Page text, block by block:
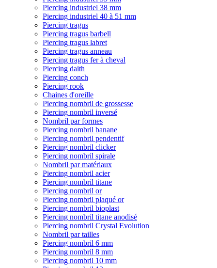
Piercing industriel 38 mm
Piercing industriel 40 à 51 mm
Piercing tragus
Piercing tragus barbell
Piercing tragus labret
Piercing tragus anneau
Piercing tragus fer à cheval
Piercing daith
Piercing conch
Piercing rook
Chaines d'oreille
Piercing nombril de grossesse
Piercing nombril inversé
Nombril par formes
Piercing nombril banane
Piercing nombril pendentif
Piercing nombril clicker
Piercing nombril spirale
Nombril par matériaux
Piercing nombril acier
Piercing nombril titane
Piercing nombril or
Piercing nombril plaqué or
Piercing nombril bioplast
Piercing nombril titane anodisé
Piercing nombril Crystal Evolution
Nombril par tailles
Piercing nombril 6 mm
Piercing nombril 8 mm
Piercing nombril 10 mm